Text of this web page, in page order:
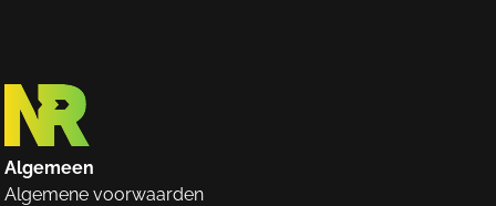
Algemeen
Algemene voorwaarden